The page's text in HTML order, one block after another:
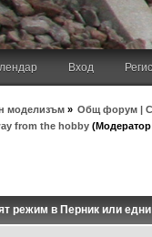
Вход
моделизъм» Общ форум |
from the hobby
режим в Перник или